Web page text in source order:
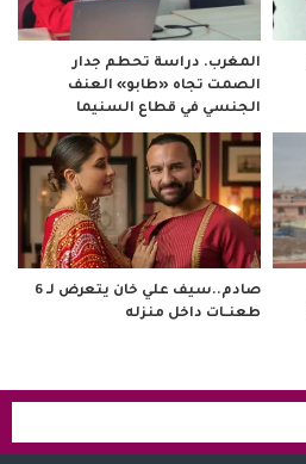
المغرب. دراسة تحطم جدار
الصمت تجاه «طابو» العنف
الجنسي في قطاع السنيما
صادم..سيف علي خان يتعرض لـ 6
طعنــات داخل منزله